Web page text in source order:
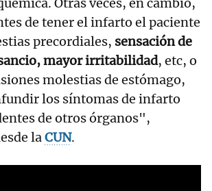
Otras veces, en cambio,
de tener el infarto el paciente
precordiales, sensación de
mayor irritabilidad, etc, o
molestias de estómago,
los síntomas de infarto
de otros órganos",
laCUN.